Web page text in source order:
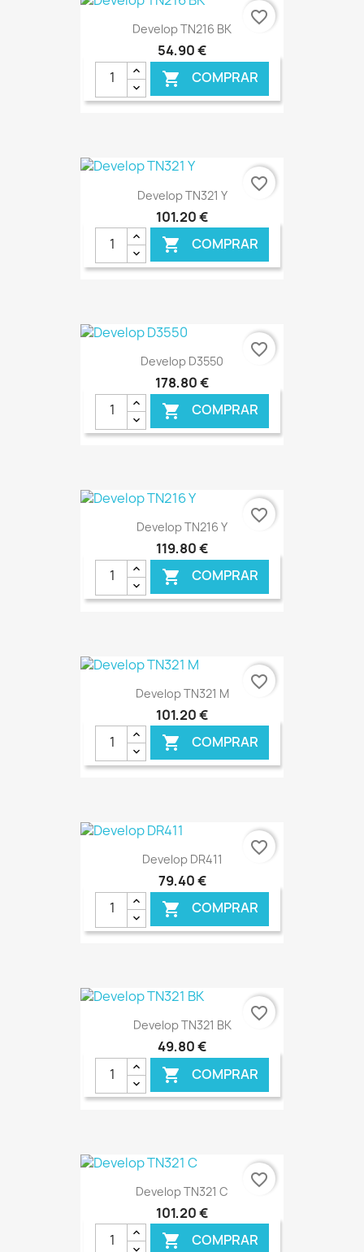
€ ONLINE
Develop TN216 BK
54,90 €
 COMPRAR
€ ONLINE
favorite_border
Develop TN321 Y
101,20 €
 COMPRAR
€ ONLINE
favorite_border
Develop D3550
178,80 €
 COMPRAR
€ ONLINE
favorite_border
Develop TN216 Y
119,80 €
 COMPRAR
€ ONLINE
favorite_border
Develop TN321 M
101,20 €
 COMPRAR
€ ONLINE
favorite_border
Develop DR411
79,40 €
 COMPRAR
€ ONLINE
favorite_border
Develop TN321 BK
49,80 €
 COMPRAR
€ ONLINE
favorite_border
Develop TN321 C
101,20 €
 COMPRAR
favorite_border